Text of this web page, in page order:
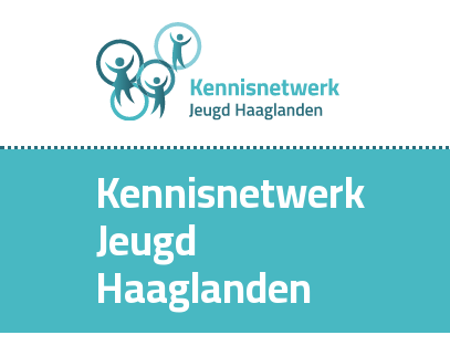
Kennisnetwerk
Jeugd
Haaglanden